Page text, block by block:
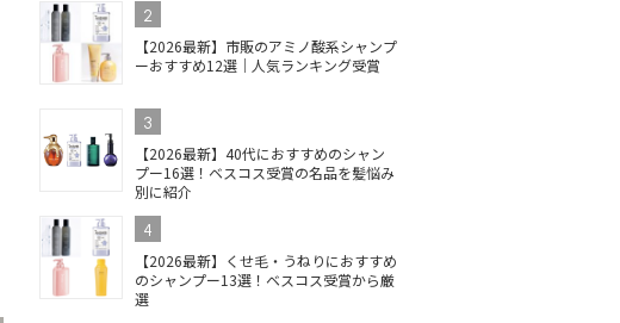
2
【2026最新】市販のアミノ酸系シャンプ
ーおすすめ12選｜人気ランキング受賞
3
【2026最新】40代におすすめのシャン
プー16選！ベスコス受賞の名品を髪悩み
別に紹介
4
【2026最新】くせ毛・うねりにおすすめ
のシャンプー13選！ベスコス受賞から厳
選